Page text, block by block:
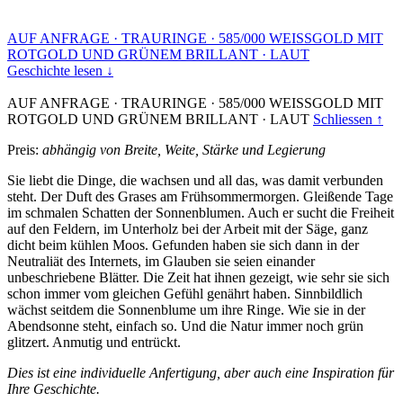
AUF ANFRAGE · TRAURINGE · 585/000 WEISSGOLD MIT
ROTGOLD UND GRÜNEM BRILLANT · LAUT
Geschichte lesen ↓
AUF ANFRAGE · TRAURINGE · 585/000 WEISSGOLD MIT
ROTGOLD UND GRÜNEM BRILLANT · LAUT Schliessen ↑
Preis: abhängig von Breite, Weite, Stärke und Legierung
Sie liebt die Dinge, die wachsen und all das, was damit verbunden
steht. Der Duft des Grases am Frühsommermorgen. Gleißende Tage
im schmalen Schatten der Sonnenblumen. Auch er sucht die Freiheit
auf den Feldern, im Unterholz bei der Arbeit mit der Säge, ganz
dicht beim kühlen Moos. Gefunden haben sie sich dann in der
Neutraliät des Internets, im Glauben sie seien einander
unbeschriebene Blätter. Die Zeit hat ihnen gezeigt, wie sehr sie sich
schon immer vom gleichen Gefühl genährt haben. Sinnbildlich
wächst seitdem die Sonnenblume um ihre Ringe. Wie sie in der
Abendsonne steht, einfach so. Und die Natur immer noch grün
glitzert. Anmutig und entrückt.
Dies ist eine individuelle Anfertigung, aber auch eine Inspiration für
Ihre Geschichte.